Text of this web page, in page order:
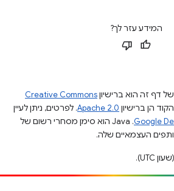
המידע עזר לך?
דף זה הוא ברישיוןCreative Commons
הן ברישיון Apache 2.0. לפרטים, ניתן לעיין
.‏ Java הוא סימן מסחרי רשום של